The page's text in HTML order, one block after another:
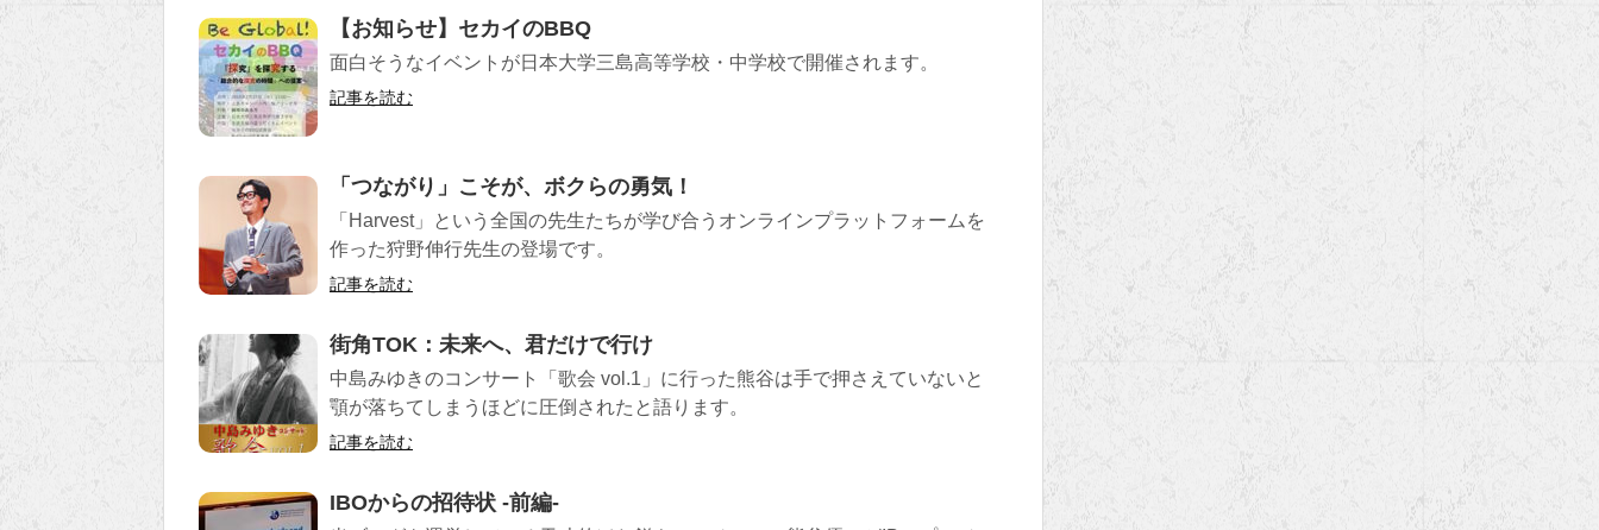
【お知らせ】セカイのBBQ
面白そうなイベントが日本大学三島高等学校・中学校で開催されます。
記事を読む
「つながり」こそが、ボクらの勇気！
「Harvest」という全国の先生たちが学び合うオンラインプラットフォームを
作った狩野伸行先生の登場です。
記事を読む
街角TOK：未来へ、君だけで行け
中島みゆきのコンサート「歌会 vol.1」に行った熊谷は手で押さえていないと
顎が落ちてしまうほどに圧倒されたと語ります。
記事を読む
IBOからの招待状 -前編-